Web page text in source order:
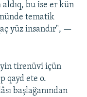
bu ise er kün
tematik
yüz insandır", —
tirenüvi içün
qayd ete o.
başlağanından